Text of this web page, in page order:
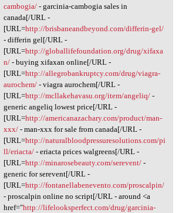
cambogia/- garcinia-cambogia sales in
canada[/URL -
[URL=http://brisbaneandbeyond.com/differin-gel/
- differin gel[/URL -
[URL=http://globallifefoundation.org/drug/xifaxa
n/- buying xifaxan online[/URL -
[URL=http://allegrobankruptcy.com/drug/viagra-
aurochem/- viagra aurochem[/URL -
[URL=http://mcllakehavasu.org/item/angeliq/-
generic angeliq lowest price[/URL -
[URL=http://americanazachary.com/product/man-
xxx/- man-xxx for sale from canada[/URL -
[URL=http://naturalbloodpressuresolutions.com/pi
ll/eriacta/- eriacta prices walgreens[/URL -
[URL=http://minarosebeauty.com/serevent/-
generic for serevent[/URL -
[URL=http://fontanellabenevento.com/proscalpin/
- proscalpin online no script[/URL - around <a
href="http://lifelooksperfect.com/drug/garcinia-